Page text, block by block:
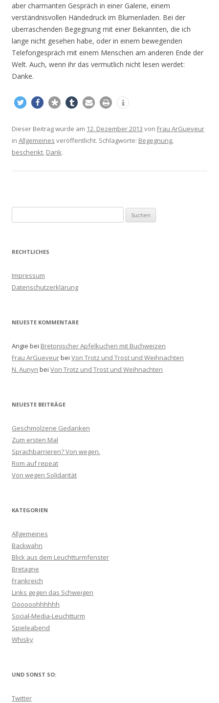
aber charmanten Gespräch in einer Galerie, einem
verständnisvollen Händedruck im Blumenladen. Bei der
überraschenden Begegnung mit einer Bekannten, die ich
lange nicht gesehen habe, oder in einem bewegenden
Telefongespräch mit einem Menschen am anderen Ende der
Welt. Auch, wenn ihr das vermutlich nicht lesen werdet:
Danke.
Dieser Beitrag wurde am 12. Dezember 2013 von Frau ArGueveur
in Allgemeines veröffentlicht. Schlagworte: Begegnung,
beschenkt, Dank.
u
h
n
a
:
RECHTLICHES
Impressum
Datenschutzerklärung
NEUESTE KOMMENTARE
Angie bei Bretonischer Apfelkuchen mit Buchweizen
Frau ArGueveurbei Von Trotz und Trost und Weihnachten
N. Aunyn bei Von Trotz und Trost und Weihnachten
NEUESTE BEITRÄGE
Geschmolzene Gedanken
Zum ersten Mal
Sprachbarrieren? Von wegen.
Rom auf repeat
Von wegen Solidarität
KATEGORIEN
Allgemeines
Backwahn
Blick aus dem Leuchtturmfenster
Bretagne
Frankreich
Links gegen das Schweigen
Oooooohhhhhh
Social-Media-Leuchtturm
Spieleabend
Whisky
UND SONST SO:
Twitter